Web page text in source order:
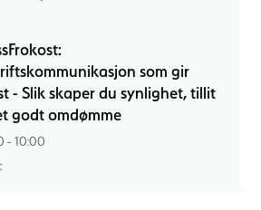
som gir
- Slik skaper du synlighet, tillit
godt omdømme
- 10:00